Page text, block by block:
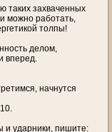
таких захваченных
можно работать,
толпы!
делом,
вперед.
начнутся
и ударники, пишите: